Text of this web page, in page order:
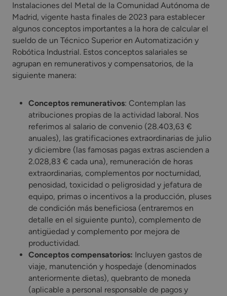
Instalaciones del Metal de la Comunidad Autónoma de
Madrid, vigente hasta finales de 2023 para establecer
algunos conceptos importantes a la hora de calcular el
sueldo de un Técnico Superior en Automatización y
Robótica Industrial. Estos conceptos salariales se
agrupan en remunerativos y compensatorios, de la
siguiente manera:
Conceptos remunerativos: Contemplan las
atribuciones propias de la actividad laboral. Nos
referimos al salario de convenio (28.403,63 €
anuales), las gratificaciones extraordinarias de julio
y diciembre (las famosas pagas extras ascienden a
2.028,83 € cada una), remuneración de horas
extraordinarias, complementos por nocturnidad,
penosidad, toxicidad o peligrosidad y jefatura de
equipo, primas o incentivos a la producción, pluses
de condición más beneficiosa (entraremos en
detalle en el siguiente punto), complemento de
antigüedad y complemento por mejora de
productividad.
Conceptos compensatorios: Incluyen gastos de
viaje, manutención y hospedaje (denominados
anteriormente dietas), quebranto de moneda
(aplicable a personal responsable de pagos y